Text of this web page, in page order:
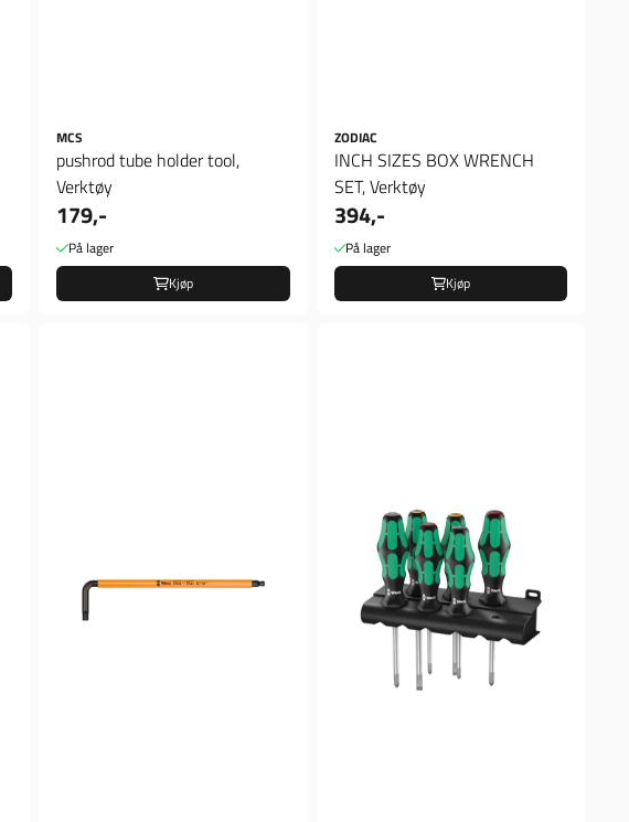
MCS
pushrod tube holder tool,
Verktøy
179,-
På lager
Kjøp
ZODIAC
INCH SIZES BOX WRENCH
SET, Verktøy
394,-
På lager
Kjøp